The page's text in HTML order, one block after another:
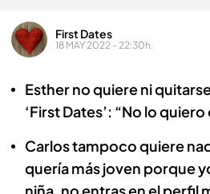
First Dates
18 MAY 2022 - 22:30h.
Esther no quiere ni
‘First Dates’: “No lo
Carlos tampoco quiere
quería más joven porque